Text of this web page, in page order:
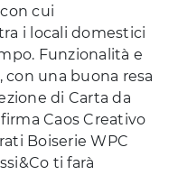
cui
i locali domestici
Funzionalità e
una buona resa
di Carta da
Caos Creativo
Boiserie WPC
ti farà